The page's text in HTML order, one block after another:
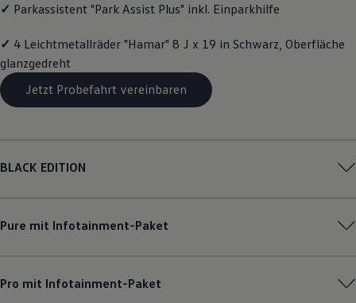
Volkswagen R
Volkswagen Kundenbetreuung
✓ Parkassistent "Park Assist Plus" inkl. Einparkhilfe
✓ 4 Leichtmetallräder "Hamar" 8 J x 19 in Schwarz, Oberfläche
glanzgedreht
Jetzt Probefahrt vereinbaren
BLACK EDITION
Pure mit Infotainment-Paket
Pro mit Infotainment-Paket